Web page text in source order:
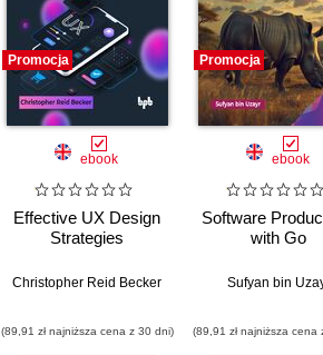
Promocja
ebook
Effective UX Design
Strategies
Christopher Reid Becker
(89,91 zł najniższa cena z 30 dni)
Promocja
ebook
Software
with Go
Sufyan bin
(89,91 zł najniższa cena